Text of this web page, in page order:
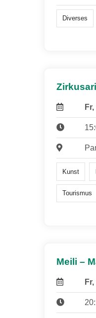
Diverses
Kunst
Tourismus
Meili –